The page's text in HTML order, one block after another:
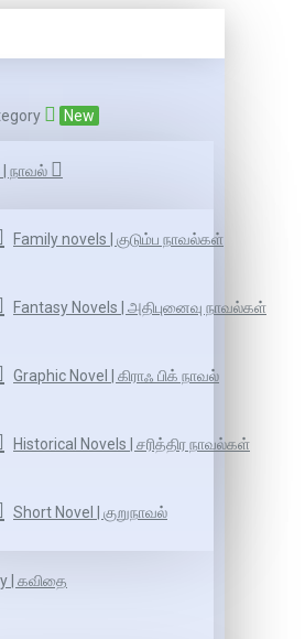
New
| நாவல்
Family novels | குடும்ப நாவல்கள்
Fantasy Novels | அதிபுனைவு நாவல்கள்
Graphic Novel | கிராஃ பிக் நாவல்
Historical Novels | சரித்திர நாவல்கள்
Short Novel | குறுநாவல்
| கவிதை